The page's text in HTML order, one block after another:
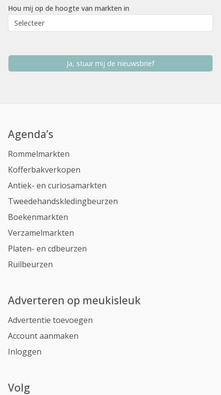
Hou mij op de hoogte van markten in
Ja, stuur mij de nieuwsbrief
Agenda’s
Rommelmarkten
Kofferbakverkopen
Antiek- en curiosamarkten
Tweedehandskledingbeurzen
Boekenmarkten
Verzamelmarkten
Platen- en cdbeurzen
Ruilbeurzen
Adverteren op meukisleuk
Advertentie toevoegen
Account aanmaken
Inloggen
Volg